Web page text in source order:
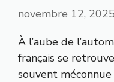
novembre 12, 2025
À l’aube de
français se
souvent